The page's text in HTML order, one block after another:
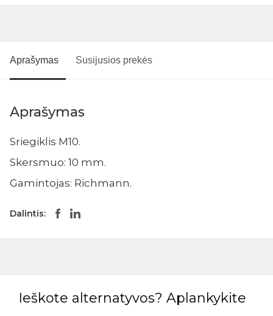
Aprašymas Susijusios prekės
Aprašymas
Sriegiklis M10.
Skersmuo: 10 mm.
Gamintojas: Richmann.
Dalintis:
Ieškote alternatyvos? Aplankykite